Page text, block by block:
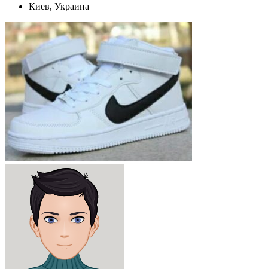
Киев, Украина